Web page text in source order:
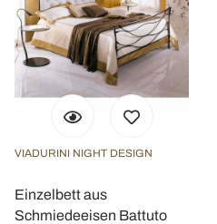
VIADURINI NIGHT DESIGN
Einzelbett aus
Schmiedeeisen Battuto